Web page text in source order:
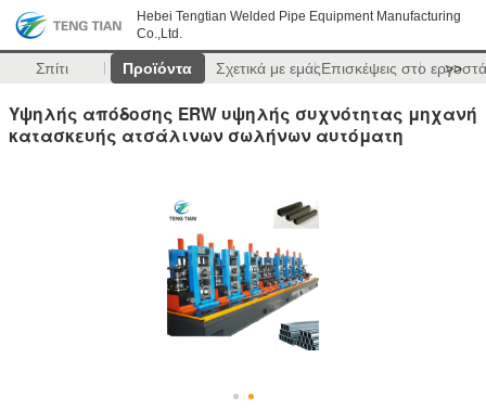
Hebei Tengtian Welded Pipe Equipment Manufacturing
Co.,Ltd.
Σπίτι Προϊόντα Σχετικά με εμάςΕπισκέψεις στο >>
Υψηλής απόδοσης ERW υψηλής συχνότητας μηχανή
κατασκευής ατσάλινων σωλήνων αυτόματη